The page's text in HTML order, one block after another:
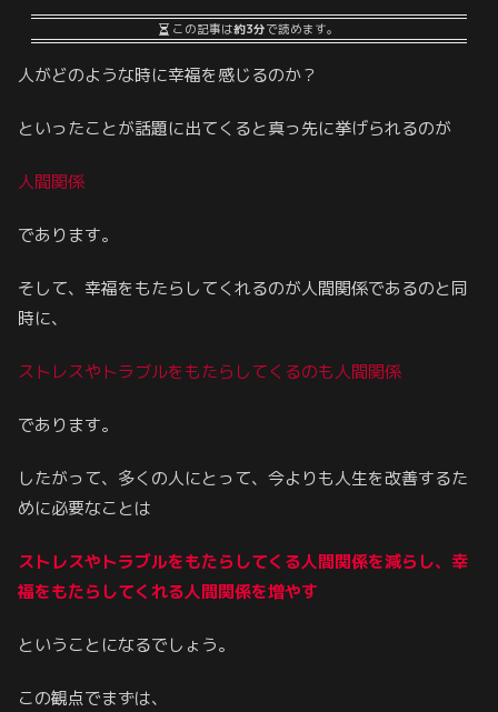
この記事は約3分で読めます。
人がどのような時に幸福を感じるのか？
といったことが話題に出てくると真っ先に挙げられるのが
人間関係
であります。
そして、幸福をもたらしてくれるのが人間関係であるのと同
時に、
ストレスやトラブルをもたらしてくるのも人間関係
であります。
したがって、多くの人にとって、今よりも人生を改善するた
めに必要なことは
ストレスやトラブルをもたらしてくる人間関係を減らし、幸
福をもたらしてくれる人間関係を増やす
ということになるでしょう。
この観点でまずは、